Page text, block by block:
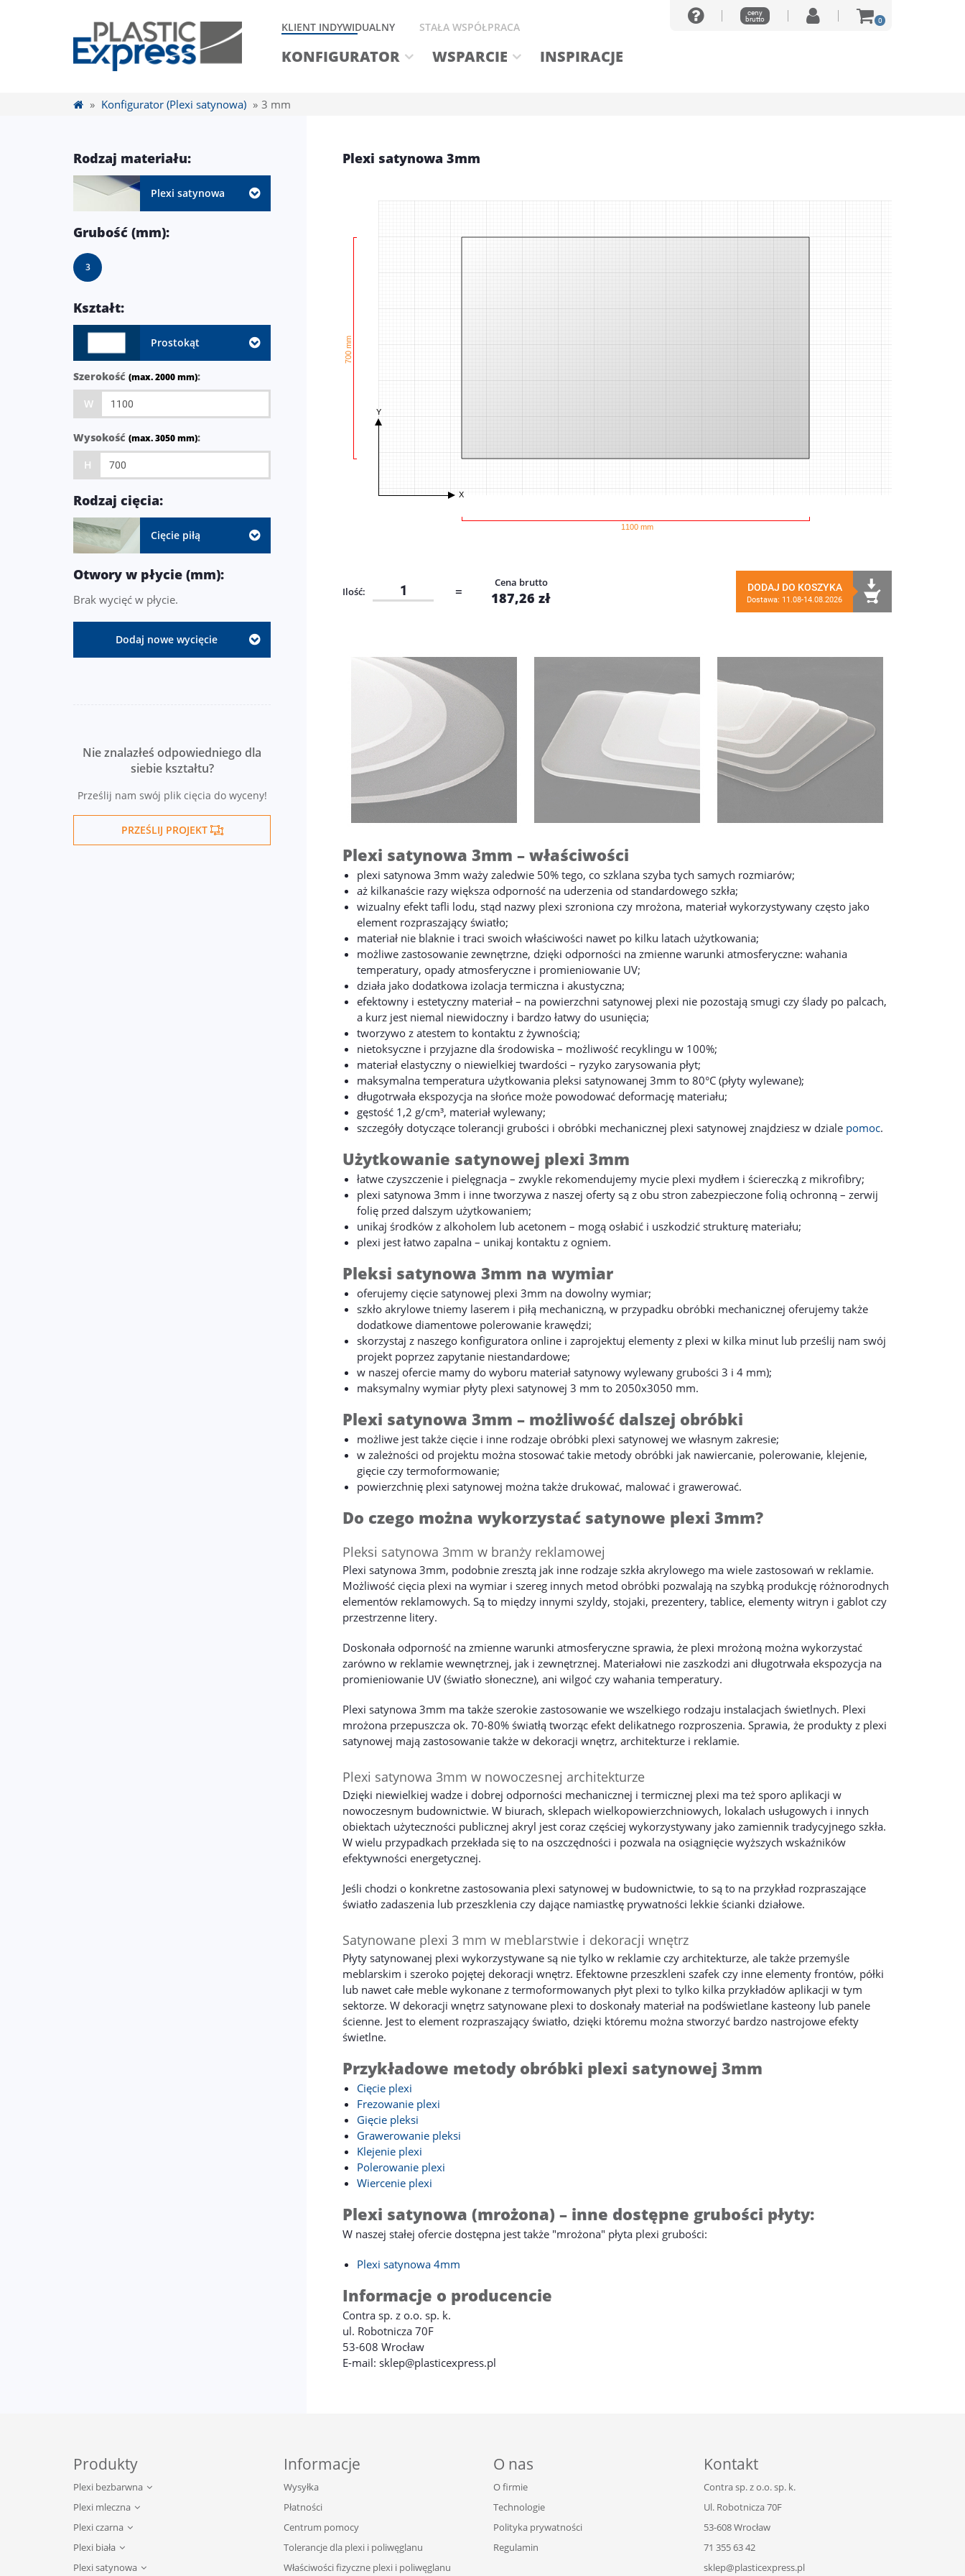
ceny
brutto
0
KLIENT INDYWIDUALNY STAŁA WSPÓŁPRACA
KONFIGURATOR WSPARCIE INSPIRACJE
» Konfigurator (Plexi satynowa) » 3 mm
Rodzaj materiału:
Plexi satynowa
Grubość (mm):
3
Kształt:
Prostokąt
Szerokość (max. 2000 mm):
W
Wysokość (max. 3050 mm):
H
Rodzaj cięcia:
Cięcie piłą
Otwory w płycie (mm):
Brak wycięć w płycie.
Dodaj nowe wycięcie
Nie znalazłeś odpowiedniego dla
siebie kształtu?
Prześlij nam swój plik cięcia do wyceny!
PRZEŚLIJ PROJEKT
Plexi satynowa 3mm
X
Y
1100 mm
700 mm
Ilość: =
Cena brutto
187,26 zł
DODAJ DO KOSZYKA
Dostawa: 11.08-14.08.2026
Plexi satynowa 3mm – właściwości
plexi satynowa 3mm waży zaledwie 50% tego, co szklana szyba tych samych rozmiarów;
aż kilkanaście razy większa odporność na uderzenia od standardowego szkła;
wizualny efekt tafli lodu, stąd nazwy plexi szroniona czy mrożona, materiał wykorzystywany często jako
element rozpraszający światło;
materiał nie blaknie i traci swoich właściwości nawet po kilku latach użytkowania;
możliwe zastosowanie zewnętrzne, dzięki odporności na zmienne warunki atmosferyczne: wahania
temperatury, opady atmosferyczne i promieniowanie UV;
działa jako dodatkowa izolacja termiczna i akustyczna;
efektowny i estetyczny materiał – na powierzchni satynowej plexi nie pozostają smugi czy ślady po palcach,
a kurz jest niemal niewidoczny i bardzo łatwy do usunięcia;
tworzywo z atestem to kontaktu z żywnością;
nietoksyczne i przyjazne dla środowiska – możliwość recyklingu w 100%;
materiał elastyczny o niewielkiej twardości – ryzyko zarysowania płyt;
maksymalna temperatura użytkowania pleksi satynowanej 3mm to 80°C (płyty wylewane);
długotrwała ekspozycja na słońce może powodować deformację materiału;
gęstość 1,2 g/cm³, materiał wylewany;
szczegóły dotyczące tolerancji grubości i obróbki mechanicznej plexi satynowej znajdziesz w dziale pomoc.
Użytkowanie satynowej plexi 3mm
łatwe czyszczenie i pielęgnacja – zwykle rekomendujemy mycie plexi mydłem i ściereczką z mikrofibry;
plexi satynowa 3mm i inne tworzywa z naszej oferty są z obu stron zabezpieczone folią ochronną – zerwij
folię przed dalszym użytkowaniem;
unikaj środków z alkoholem lub acetonem – mogą osłabić i uszkodzić strukturę materiału;
plexi jest łatwo zapalna – unikaj kontaktu z ogniem.
Pleksi satynowa 3mm na wymiar
oferujemy cięcie satynowej plexi 3mm na dowolny wymiar;
szkło akrylowe tniemy laserem i piłą mechaniczną, w przypadku obróbki mechanicznej oferujemy także
dodatkowe diamentowe polerowanie krawędzi;
skorzystaj z naszego konfiguratora online i zaprojektuj elementy z plexi w kilka minut lub prześlij nam swój
projekt poprzez zapytanie niestandardowe;
w naszej ofercie mamy do wyboru materiał satynowy wylewany grubości 3 i 4 mm);
maksymalny wymiar płyty plexi satynowej 3 mm to 2050x3050 mm.
Plexi satynowa 3mm – możliwość dalszej obróbki
możliwe jest także cięcie i inne rodzaje obróbki plexi satynowej we własnym zakresie;
w zależności od projektu można stosować takie metody obróbki jak nawiercanie, polerowanie, klejenie,
gięcie czy termoformowanie;
powierzchnię plexi satynowej można także drukować, malować i grawerować.
Do czego można wykorzystać satynowe plexi 3mm?
Pleksi satynowa 3mm w branży reklamowej
Plexi satynowa 3mm, podobnie zresztą jak inne rodzaje szkła akrylowego ma wiele zastosowań w reklamie.
Możliwość cięcia plexi na wymiar i szereg innych metod obróbki pozwalają na szybką produkcję różnorodnych
elementów reklamowych. Są to między innymi szyldy, stojaki, prezentery, tablice, elementy witryn i gablot czy
przestrzenne litery.
Doskonała odporność na zmienne warunki atmosferyczne sprawia, że plexi mrożoną można wykorzystać
zarówno w reklamie wewnętrznej, jak i zewnętrznej. Materiałowi nie zaszkodzi ani długotrwała ekspozycja na
promieniowanie UV (światło słoneczne), ani wilgoć czy wahania temperatury.
Plexi satynowa 3mm ma także szerokie zastosowanie we wszelkiego rodzaju instalacjach świetlnych. Plexi
mrożona przepuszcza ok. 70-80% światłą tworząc efekt delikatnego rozproszenia. Sprawia, że produkty z plexi
satynowej mają zastosowanie także w dekoracji wnętrz, architekturze i reklamie.
Plexi satynowa 3mm w nowoczesnej architekturze
Dzięki niewielkiej wadze i dobrej odporności mechanicznej i termicznej plexi ma też sporo aplikacji w
nowoczesnym budownictwie. W biurach, sklepach wielkopowierzchniowych, lokalach usługowych i innych
obiektach użyteczności publicznej akryl jest coraz częściej wykorzystywany jako zamiennik tradycyjnego szkła.
W wielu przypadkach przekłada się to na oszczędności i pozwala na osiągnięcie wyższych wskaźników
efektywności energetycznej.
Jeśli chodzi o konkretne zastosowania plexi satynowej w budownictwie, to są to na przykład rozpraszające
światło zadaszenia lub przeszklenia czy dające namiastkę prywatności lekkie ścianki działowe.
Satynowane plexi 3 mm w meblarstwie i dekoracji wnętrz
Płyty satynowanej plexi wykorzystywane są nie tylko w reklamie czy architekturze, ale także przemyśle
meblarskim i szeroko pojętej dekoracji wnętrz. Efektowne przeszkleni szafek czy inne elementy frontów, półki
lub nawet całe meble wykonane z termoformowanych płyt plexi to tylko kilka przykładów aplikacji w tym
sektorze. W dekoracji wnętrz satynowane plexi to doskonały materiał na podświetlane kasteony lub panele
ścienne. Jest to element rozpraszający światło, dzięki któremu można stworzyć bardzo nastrojowe efekty
świetlne.
Przykładowe metody obróbki plexi satynowej 3mm
Cięcie plexi
Frezowanie plexi
Gięcie pleksi
Grawerowanie pleksi
Klejenie plexi
Polerowanie plexi
Wiercenie plexi
Plexi satynowa (mrożona) – inne dostępne grubości płyty:
W naszej stałej ofercie dostępna jest także "mrożona" płyta plexi grubości:
Plexi satynowa 4mm
Informacje o producencie
Contra sp. z o.o. sp. k.
ul. Robotnicza 70F
53-608 Wrocław
E-mail: sklep@plasticexpress.pl
Produkty
Plexi bezbarwna
Plexi mleczna
Plexi czarna
Plexi biała
Plexi satynowa
Informacje
Wysyłka
Płatności
Centrum pomocy
Tolerancje dla plexi i poliwęglanu
Właściwości fizyczne plexi i poliwęglanu
O nas
O firmie
Technologie
Polityka prywatności
Regulamin
Kontakt
Contra sp. z o.o. sp. k.
Ul. Robotnicza 70F
53-608 Wrocław
71 355 63 42
sklep@plasticexpress.pl